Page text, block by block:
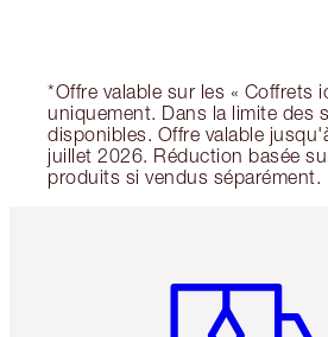
*Offre valable sur les « Coffrets
uniquement. Dans la limite des
disponibles. Offre valable
juillet 2026. Réduction basée
produits si vendus séparément.